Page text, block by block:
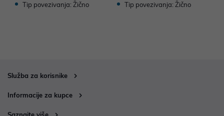
Tip povezivanja: Žično
Tip povezivanja: Žično
Služba za korisnike
Informacije za kupce